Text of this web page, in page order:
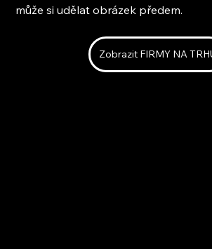
může si udělat obrázek předem.
Zobrazit FIRMY NA